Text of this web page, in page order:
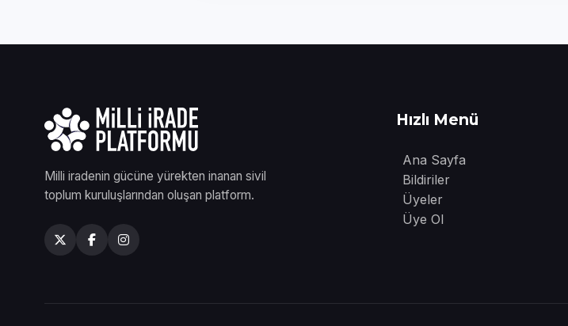
Milli iradenin gücüne yürekten inanan sivil
toplum kuruluşlarından oluşan platform.
Hızlı Menü
Ana Sayfa
Bildiriler
Üyeler
Üye Ol